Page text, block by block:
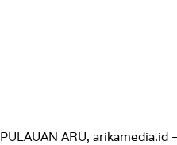
ARU, arikamedia.id